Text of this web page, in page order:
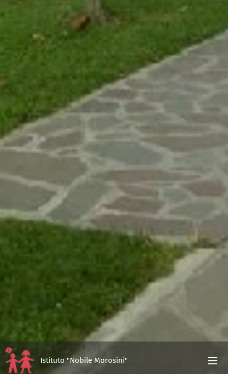
Istituto "Nobile Morosini"